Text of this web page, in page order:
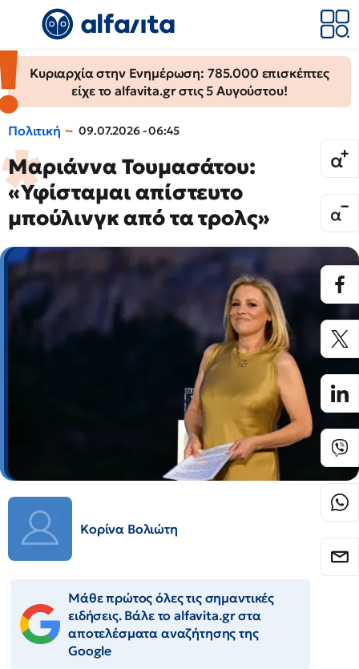
Κυριαρχία στην Ενημέρωση: 785.000 επισκέπτες
είχε το alfavita.gr στις 5 Αυγούστου!
Πολιτική 09.07.2026 - 06:45
Μαριάννα Τουμασάτου:
«Υφίσταμαι απίστευτο
μπούλινγκ από τα τρολς»
Κορίνα Βολιώτη
Μάθε πρώτος όλες τις σημαντικές
ειδήσεις. Βάλε το alfavita.gr στα
αποτελέσματα αναζήτησης της
Google